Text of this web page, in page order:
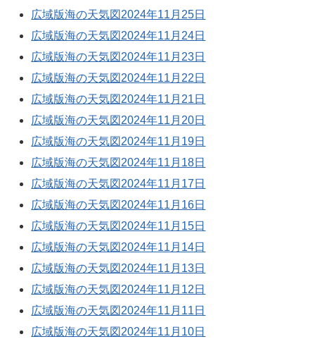
広域版海の天気図2024年11月25日
広域版海の天気図2024年11月24日
広域版海の天気図2024年11月23日
広域版海の天気図2024年11月22日
広域版海の天気図2024年11月21日
広域版海の天気図2024年11月20日
広域版海の天気図2024年11月19日
広域版海の天気図2024年11月18日
広域版海の天気図2024年11月17日
広域版海の天気図2024年11月16日
広域版海の天気図2024年11月15日
広域版海の天気図2024年11月14日
広域版海の天気図2024年11月13日
広域版海の天気図2024年11月12日
広域版海の天気図2024年11月11日
広域版海の天気図2024年11月10日